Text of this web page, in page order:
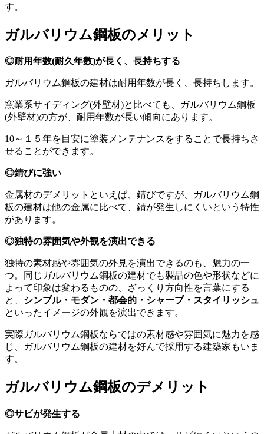
す。
ガルバリウム鋼板のメリット
◎耐用年数(耐久年数)が長く、長持ちする
ガルバリウム鋼板の建材は耐用年数が長く、長持ちします。
窯業系サイディング(外壁材)と比べても、ガルバリウム鋼板
(外壁材)の方が、耐用年数が長い傾向にあります。
10～１５年を目安に塗装メンテナンスをすることで長持ちさ
せることができます。
◎錆びに強い
金属材のデメリットといえば、錆びですが、ガルバリウム鋼
板の建材は他の金属に比べて、錆が発生しにくいという特性
があります。
◎独特の雰囲気や外観を演出できる
独特の素材感や雰囲気の外見を演出できるのも、魅力の一
つ。同じガルバリウム鋼板の建材でも製品の色や形状などに
よって印象は変わるものの、ざっくり方向性を言葉にする
と、 シンプル・モダン・都会的・シャープ・スタイリッシュ
といったイメージの外観を演出できます。
実際ガルバリウム鋼板ならではの素材感や雰囲気に魅力を感
じ、ガルバリウム鋼板の建材を好んで採用する建築家もいま
す。
ガルバリウム鋼板のデメリット
◎サビが発生する